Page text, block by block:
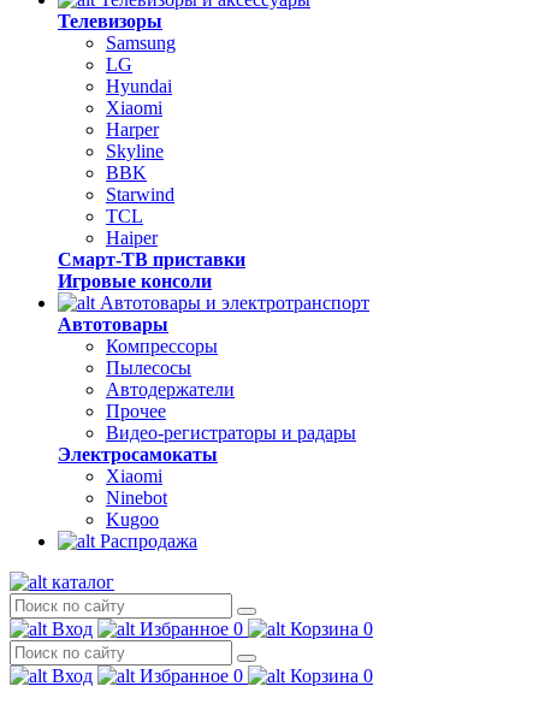
Телевизоры
Samsung
LG
Hyundai
Xiaomi
Harper
Skyline
BBK
Starwind
TCL
Haiper
Смарт-ТВ приставки
Игровые консоли
Автотовары и электротранспорт
Автотовары
Компрессоры
Пылесосы
Автодержатели
Прочее
Видео-регистраторы и радары
Электросамокаты
Xiaomi
Ninebot
Kugoo
Распродажа
каталог
Вход Избранное 0 Корзина 0
Вход Избранное 0 Корзина 0